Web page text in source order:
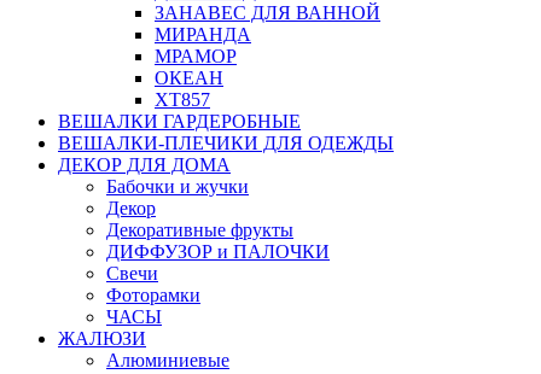
ЗАНАВЕС ДЛЯ ВАННОЙ
МИРАНДА
МРАМОР
ОКЕАН
ХТ857
ВЕШАЛКИ ГАРДЕРОБНЫЕ
ВЕШАЛКИ-ПЛЕЧИКИ ДЛЯ ОДЕЖДЫ
ДЕКОР ДЛЯ ДОМА
Бабочки и жучки
Декор
Декоративные фрукты
ДИФФУЗОР и ПАЛОЧКИ
Свечи
Фоторамки
ЧАСЫ
ЖАЛЮЗИ
Алюминиевые